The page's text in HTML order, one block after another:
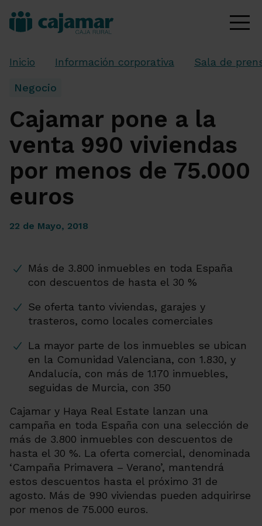
Inicio Información corporativa Sala de
Negocio
Cajamar pone a la
venta 990 viviendas
por menos de 75.000
euros
22 de Mayo, 2018
Más de 3.800 inmuebles en toda España
con descuentos de hasta el 30 %
Se oferta tanto viviendas, garajes y
trasteros, como locales comerciales
La mayor parte de los inmuebles se ubican
en la Comunidad Valenciana, con 1.830, y
Andalucía, con más de 1.170 inmuebles,
seguidas de Murcia, con 350
Cajamar y Haya Real Estate lanzan una
campaña en toda España con una selección de
más de 3.800 inmuebles con descuentos de
hasta el 30 %. La oferta comercial, denominada
‘Campaña Primavera – Verano’, mantendrá
estos descuentos hasta el próximo 31 de
agosto. Más de 990 viviendas pueden adquirirse
por menos de 75.000 euros.